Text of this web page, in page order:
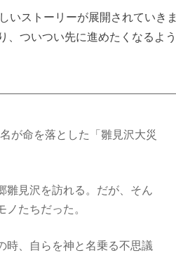
いストーリーが展開されていきま
、ついつい先に進めたくなるよう
が命を落とした「雛見沢大災
雛見沢を訪れる。だが、そん
たちだった。
時、自らを神と名乗る不思議